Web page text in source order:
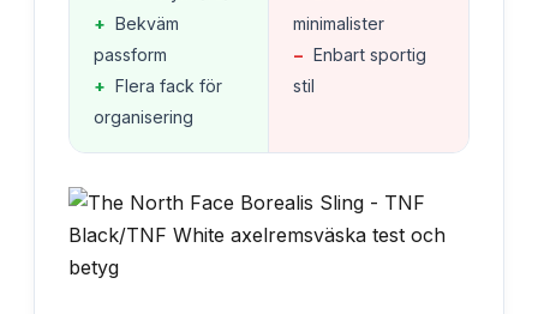
+ Bekväm
passform
+ Flera fack för
organisering
minimalister
− Enbart sportig
stil